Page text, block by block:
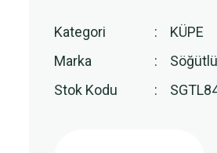
Kategori
KÜPE
Marka
Stok Kodu